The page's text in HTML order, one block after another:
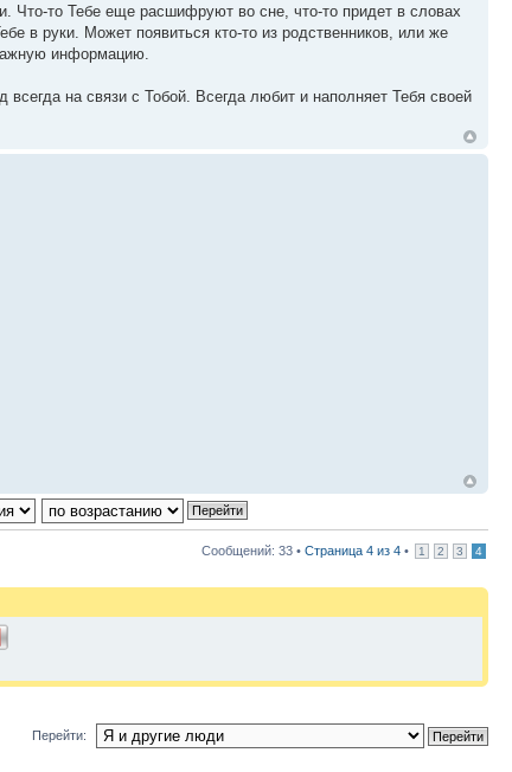
Что-то Тебе еще расшифруют во сне, что-то придет в словах
в руки. Может появиться кто-то из родственников, или же
информацию.
на связи с Тобой. Всегда любит и наполняет Тебя своей
Сообщений: 33 • Страница 4 из 4 • 1 2 3 4
Перейти: